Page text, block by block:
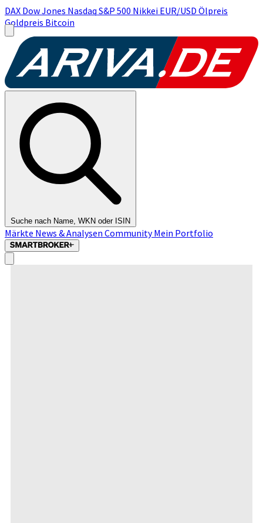
DAX Dow Jones Nasdaq S&P 500 Nikkei EUR/USD Ölpreis
Goldpreis Bitcoin
Suche nach Name, WKN oder ISIN
Märkte News & Analysen CommunityMein Portfolio